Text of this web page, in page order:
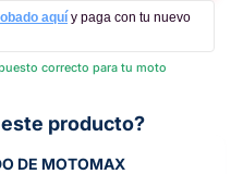
aquí y paga con tu nuevo
correcto para tu moto
producto?
DE MOTOMAX